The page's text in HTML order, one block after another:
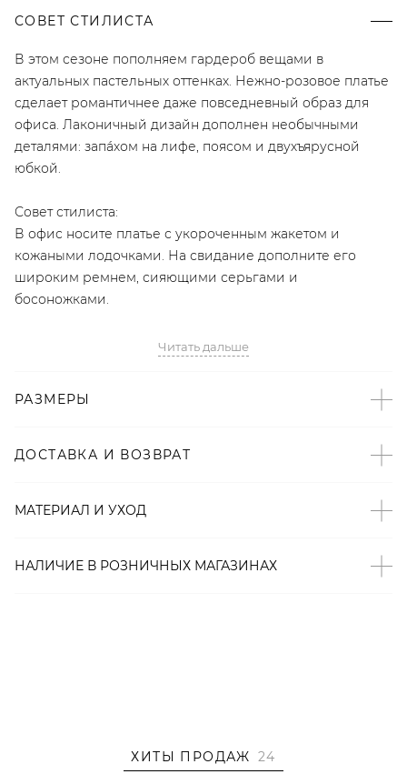
СОВЕТ СТИЛИСТА
В этом сезоне пополняем гардероб вещами в
актуальных пастельных оттенках. Нежно-розовое платье
сделает романтичнее даже повседневный образ для
офиса. Лаконичный дизайн дополнен необычными
деталями: запáхом на лифе, поясом и двухъярусной
юбкой.
Совет стилиста:
В офис носите платье с укороченным жакетом и
кожаными лодочками. На свидание дополните его
широким ремнем, сияющими серьгами и
босоножками.
- Эксклюзивный бренд LYYKTEAM;
- Приталенный фасон;
- Лиф с эффектом запáха;
- В составе 95% хлопок, 5% эластан.
Образ
Читать дальше
РАЗМЕРЫ
ДОСТАВКА И ВОЗВРАТ
МАТЕРИАЛ И УХОД
НАЛИЧИЕ В РОЗНИЧНЫХ МАГАЗИНАХ
ХИТЫ ПРОДАЖ 24